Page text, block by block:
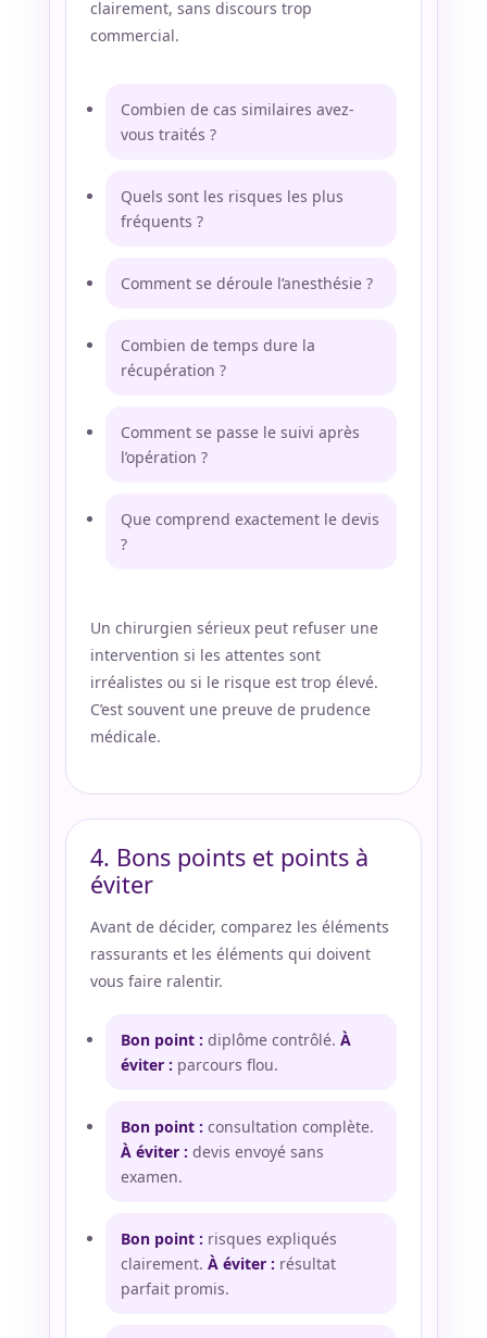
clairement, sans discours trop
commercial.
Combien de cas similaires avez-
vous traités ?
Quels sont les risques les plus
fréquents ?
Comment se déroule l’anesthésie ?
Combien de temps dure la
récupération ?
Comment se passe le suivi après
l’opération ?
Que comprend exactement le devis
?
Un chirurgien sérieux peut refuser une
intervention si les attentes sont
irréalistes ou si le risque est trop élevé.
C’est souvent une preuve de prudence
médicale.
4. Bons points et points à
éviter
Avant de décider, comparez les éléments
rassurants et les éléments qui doivent
vous faire ralentir.
Bon point : diplôme contrôlé. À
éviter : parcours flou.
Bon point : consultation complète.
À éviter : devis envoyé sans
examen.
Bon point : risques expliqués
clairement. À éviter : résultat
parfait promis.